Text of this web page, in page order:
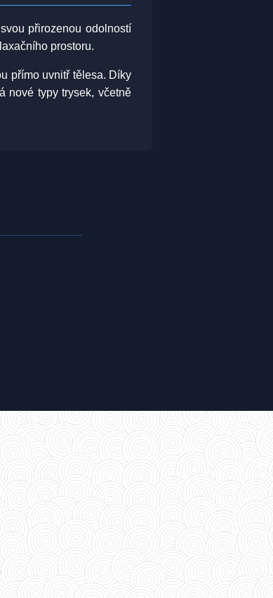
přirozenou odolností
prostoru.
přímo uvnitř tělesa. Díky
nové typy trysek, včetně